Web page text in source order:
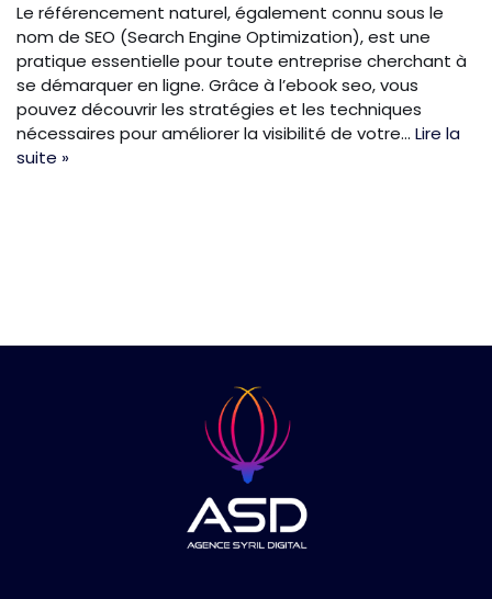
Le référencement naturel, également connu sous le
nom de SEO (Search Engine Optimization), est une
pratique essentielle pour toute entreprise cherchant à
se démarquer en ligne. Grâce à l’ebook seo, vous
pouvez découvrir les stratégies et les techniques
nécessaires pour améliorer la visibilité de votre… Lire la
suite »